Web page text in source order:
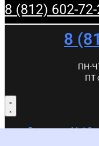
8 (812) 602-
8
ПН-
ПТ
Все курсы 44-ФЗ